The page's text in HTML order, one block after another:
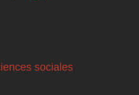
sociales